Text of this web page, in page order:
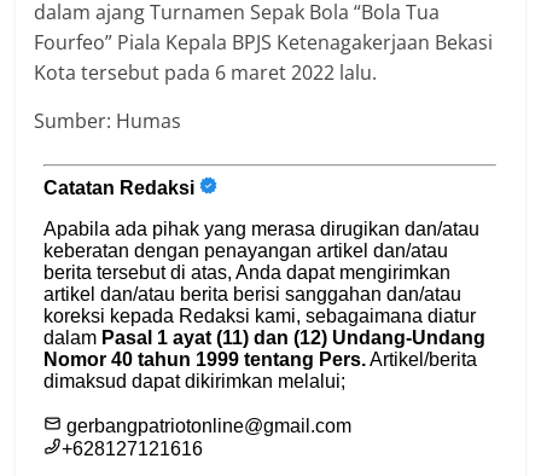
dalam ajang Turnamen Sepak Bola “Bola Tua
Fourfeo” Piala Kepala BPJS Ketenagakerjaan Bekasi
Kota tersebut pada 6 maret 2022 lalu.
Sumber: Humas